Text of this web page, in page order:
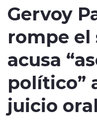
Regionales
Local
Tendencias
Internacional
Gervoy
rompe el
acusa
político”
juicio oral